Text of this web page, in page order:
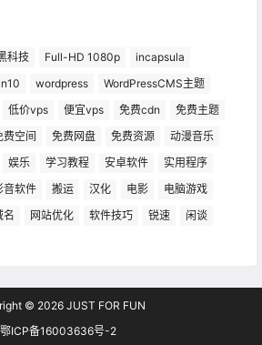
科技 Full-HD 1080p
incapsula
wordpress
WordPressCMS主题
低价vps 便宜vps 免费cdn
免费主题
费空间 免费网盘 免费资源
动漫音乐
娱乐 学习教程 安卓软件
实用程序
音软件 搬运 汉化 电影
电脑游戏
名 网站优化 软件技巧 锐速
闲谈
© 2026JUST FOR FUN
鄂ICP备16003636号-2